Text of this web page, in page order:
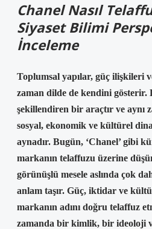
Chanel Nasıl
Siyaset Bilimi
İnceleme
Toplumsal yapılar, güç ilişkileri
zaman dilde de kendini gösterir.
şekillendiren bir araçtır ve aynı
sosyal, ekonomik ve kültürel
aynadır. Bugün, ‘Chanel’ gibi
markanın telaffuzu üzerine
görünüşlü mesele aslında çok
anlam taşır. Güç, iktidar ve
markanın adını doğru telaffuz
zamanda bir kimlik, bir ideoloji